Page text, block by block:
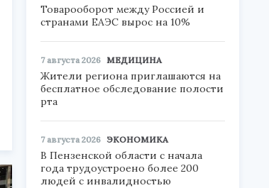
Товарооборот между Россией и
странами ЕАЭС вырос на 10%
7 августа 2026 МЕДИЦИНА
Жители региона приглашаются на
бесплатное обследование полости
рта
7 августа 2026 ЭКОНОМИКА
В Пензенской области с начала
года трудоустроено более 200
людей с инвалидностью